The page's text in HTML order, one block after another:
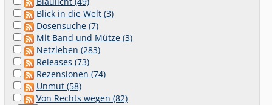
Blick in die Welt (3)
Dosensuche (7)
Mit Band und Mütze (3)
Netzleben (283)
Releases (73)
Rezensionen (74)
Unmut (58)
Von Rechts wegen (82)